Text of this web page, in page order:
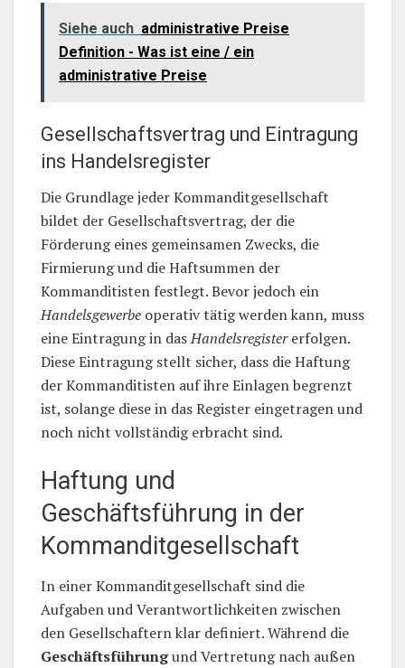
Siehe auch administrative Preise
Definition - Was ist eine / ein
administrative Preise
Gesellschaftsvertrag und Eintragung
ins Handelsregister
Die Grundlage jeder Kommanditgesellschaft
bildet der Gesellschaftsvertrag, der die
Förderung eines gemeinsamen Zwecks, die
Firmierung und die Haftsummen der
Kommanditisten festlegt. Bevor jedoch ein
Handelsgewerbe operativ tätig werden kann, muss
eine Eintragung in dasHandelsregistererfolgen.
Diese Eintragung stellt sicher, dass die Haftung
der Kommanditisten auf ihre Einlagen begrenzt
ist, solange diese in das Register eingetragen und
noch nicht vollständig erbracht sind.
Haftung und
Geschäftsführung in der
Kommanditgesellschaft
In einer Kommanditgesellschaft sind die
Aufgaben und Verantwortlichkeiten zwischen
den Gesellschaftern klar definiert. Während die
Geschäftsführungund Vertretung nach außen